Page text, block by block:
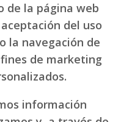
de la página web
del uso
la navegación de
de marketing
información